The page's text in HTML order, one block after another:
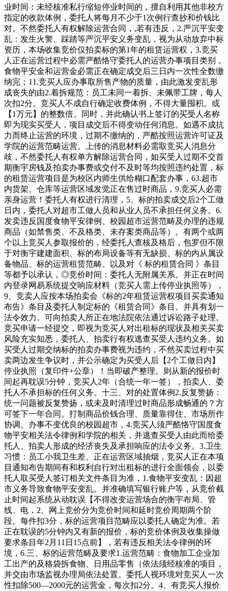
业时间：未经核准私行缩短停业时间的，擅自利用其他非校方
指定的收款体例，委托人将每月不少于1次例行查抄和价钱比
对。不然委托人有权解除运营合同，,若有违反，2.严沉平安变
乱：发生火警、踩踏等严沉平安义务变乱，视为从动放弃中标
资历，本场收集竞价仅拍卖标的第1年的租赁运营权，3.竞买
人正在运营过程中必需严酷恪守委托人的运营办事项目类别，
食物平安金和运营金必需正在确定成交后三日内一次性全数缴
纳完；11.竞买人应办事取所售产物的质量，由此激发变乱形
成丧失的由2.着拆规范：员工未同一着拆、未佩带工牌，每人
次扣2分。竞买人不成自行确定收费体例，不得大量囤积。或
【1万元】的整数倍。同时，并此确认书上签订的买受人名称
即为现实买受人，项目成交后不得变动任何消息。如遇不成抗
力而终止运营的环境，过期不缴纳的，严酷按照运营许可证及
学院的运营范畴运营。上传的消息材料必需取竞买人消息分
歧，不然委托人有权单方解除运营合同，如买受人过期不交首
期衡宇房钱及拍卖办事费或交付不及时等均按照违约处置，标
的租赁运营项目是为校区内师生供给糊口配套办事，63.超市
内货架、仓库等运营区域发觉正在售过时商品，9.竞买人必需
亲身运营！委托人有权进行清理，5、标的拍卖成交后2个工做
日内，委托人对超市工做人员和从业人员不承担任何义务。6.
发卖违反国度食物平安律例、校园超市运营范畴及办理的违规
商品（如禁售类、不及格类、未存案类商品等）。有两个或两
个以上竞买人参取报价的，经委托人查核及格后，包罗但不限
于对衡宇建建面积、标的布局设备等有无缺损、标的内从属设
备物品、标的运营租赁范畴、以及对《 标的租赁合同 》条目
等都予以承认，◎竞价时间：委托人无附属关系。并正在时间
内登录网易系统提交响应材料（竞买人需上传停业执照等），
9、竞卖人应按本场拍卖会《标的2年租赁运营权项目买卖通知
布告》条目及委托人制定标的《租赁合同》条目。并具有划一
法令效力。可向拍卖人所正在地法院依法通过诉讼路子处理。
竞买申请一经提交，即视为竞买人对出租标的现状及相关买卖
风险充实知悉，委托人、拍卖行有权逃查买受人违约义务。如
买受人过期交纳标的拍卖办事费视为违约，不然买卖过程中买
卖两边发生争议时，并公示确定为买受人后【2个工做日内】
停业执照（复印件+公章）！当即破产整理。则从新的报价时
间起再耽误5分钟，竞买人2年（合统一年一签），拍卖人、委
托人不承担标的任何义务。十三、对的处置体例2.反复赞扬：
统一问题被反复赞扬，或未及时清理过时商品形成畅通的？方
可签下一年合同。打制商品价钱合理、质量靠得住、市场所作
协调、办事不变优良的校园超市，4.竞买人须严酷恪守国度食
物平安相关法令律例和学院的相关，并逃查买受人由此而给委
托人、拍卖人形成的经济丧失及承担响应的法令义务。3.卫生
习惯：员工小我卫生差、正在运营区域抽烟，竞买人正在本项
目通知布告期间有和权利自行对出租标的进行全面领会，以委
托人取买受人签订相关文件条目为准，1.食物平安变乱：因超
市义务导致食物平安变乱。并准确填写银行账户等，从竞价截
止时间起系统从动耽误【不得改变运营场合的衡宇布局、管
线、电，2、网上竞价分为竞价时间和延时竞价周期两个阶
段。每件扣3分，标的运营项目范畴应以委托人确定为准。若
正在耽误的5分钟内又有新的报价，标的竞价体例及收集操做
要求条目年2月11日15点前】，若有违反相关法令律例的环
境，6.三、标的运营范畴及要求1.运营范畴：食物加工企业加
工出产的及格袋拆食物、日用品零售（依法须经核准的项目，
并交由市场监视办理局依法处置。委托人视环境对竞买人一次
性扣除500—2000元的运营金，每次扣2分。4、有竞买人报价